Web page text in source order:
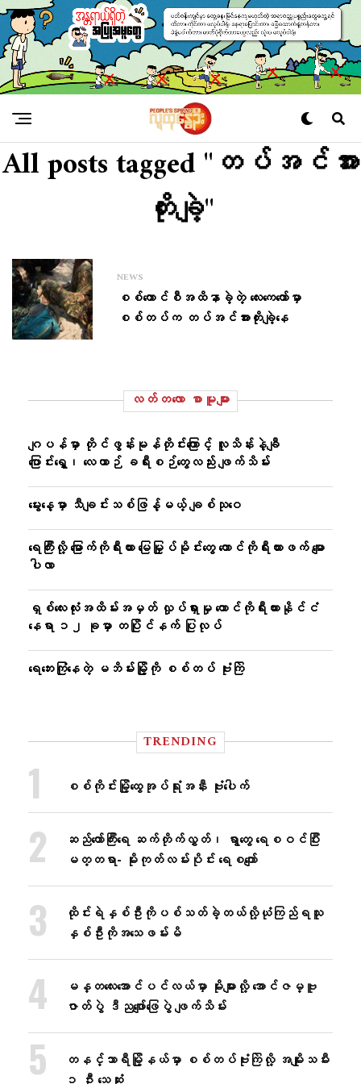
All posts tagged "တပ်အင်အား
တိုးချဲ့"
NEWS
စစ်ကောင်စီအထိနာခဲ့တဲ့ လေးကေကော်မှာ
စစ်တပ်က တပ်အင်အားတိုးချဲ့နေ
လတ်တ‌လော စာမူများ
ဂျပန်မှာ တိုင်ဖွန်းမုန်တိုင်းကြောင့် လူသိန်းနဲ့ချီ
ပြောင်းရွှေ့၊ လေယာဉ် ခရီးစဉ်တွေလည်း ဖျက်သိမ်း
မွေးနေ့မှာ သီချင်းသစ်ဖြန့်မယ့် ချစ်သုဝေ
ရေကြီးလို့ မြောက်ကိုရီးယား မြေမြှုပ်မိုင်းတွေ တောင်ကိုရီးယားဖက် မျော
ပါလာ
ရှစ်လေးလုံးအထိမ်းအမှတ် လှုပ်ရှားမှု တောင်ကိုရီးယားနိုင်ငံ
နေရာ ၁၂ ခုမှာ တပြိုင်နက် ပြုလုပ်
ရေဘေးကြုံနေတဲ့ မဘိမ်းမြို့ကို စစ်တပ် ဗုံးကြဲ
TRENDING
စစ်ကိုင်းမြို့ထွေအုပ်ရုံးအနီး ဗုံးပေါက်
ဆည်တော်ကြီးရေ ဆက်တိုက်လွှတ်၊ ရွာတွေ ရေစဝင်ပြီး
မတ္တရာ- မိုးကုတ်လမ်းပိုင်း ရေစကျော်
ထိုင်းရဲနှစ်ဦးကိုပစ်သတ်ခဲ့တယ်လို့ယုံကြည်ရသူ
နှစ်ဦးကိုအသေဖမ်းမိ
မန္တလေးအောင်ပင်လယ်မှာ မိုးများလို့ အောင်ဇမ္ဗူ
ဇာတ်ပွဲ ဒီညဖျော်ဖြေပွဲ ဖျက်သိမ်း
တနင်္သာရီမြို့နယ်မှာ စစ်တပ်ဗုံးကြဲလို့ အမျိုးသမီး
၁ ဦး သေဆုံး